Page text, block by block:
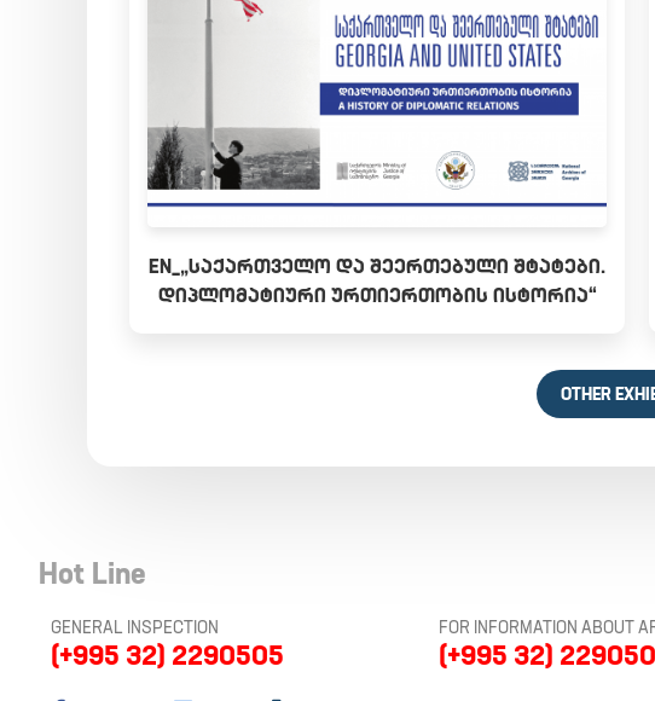
EN_„ᲡᲐᲥᲐᲠᲗᲕᲔᲚᲝ ᲓᲐ ᲨᲔᲔᲠᲗᲔᲑᲣᲚᲘ ᲨᲢᲐᲢᲔᲑᲘ.
ᲓᲘᲞᲚᲝᲛᲐᲢᲘᲣᲠᲘ ᲣᲠᲗᲘᲔᲠᲗᲝᲑᲘᲡ ᲘᲡᲢᲝᲠᲘᲐ“
OTHER
Hot Line
GENERAL INSPECTION
(+995 32) 2290505
FOR INFORMATION ABOUT
(+995 32)